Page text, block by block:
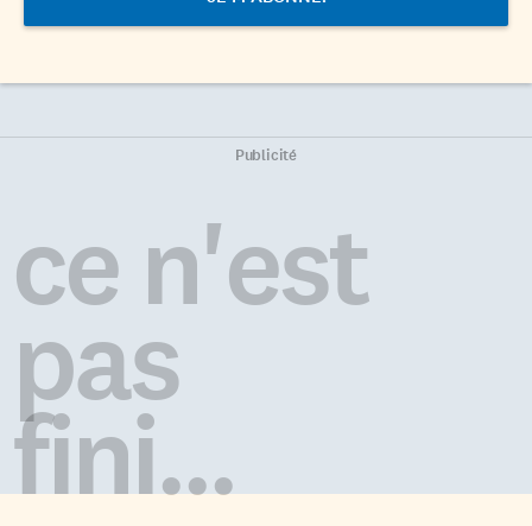
Publicité
ce n'est
pas
fini...